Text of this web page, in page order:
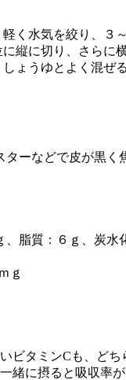
く水気を絞り、３
縦に切り、さらに
ょうゆとよく混ぜる
ーなどで皮が黒く
脂質：６ｇ、炭水
ｇ
ビタミンCも、ど
緒に摂ると吸収率